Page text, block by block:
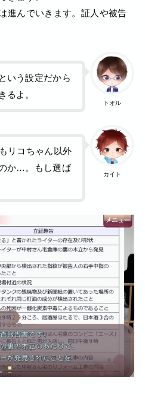
進んでいきます。証人や被告
トオル
いう設定だから
るよ。
カイト
リコちゃん以外
か…。もし選ば